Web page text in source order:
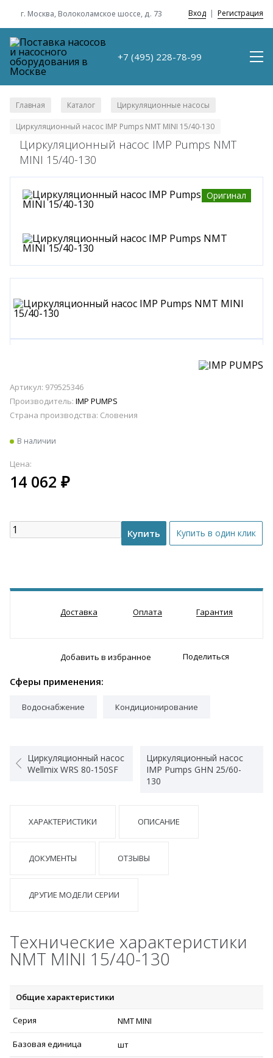
г. Москва, Волоколамское шоссе, д. 73 Вход | Регистрация
+7 (495) 228-78-99
Главная Каталог Циркуляционные насосы
Циркуляционный насос IMP Pumps NMT MINI 15/40-130
Циркуляционный насос IMP Pumps NMT
MINI 15/40-130
Оригинал
Артикул: 979525346
Производитель: IMP PUMPS
Страна производства: Словения
В наличии
Цена:
14 062 ₽
Доставка Оплата Гарантия
Добавить в избранное Поделиться
Сферы применения:
Водоснабжение Кондиционирование
Циркуляционный насос
Wellmix WRS 80-150SF
Циркуляционный насос
IMP Pumps GHN 25/60-
130
ХАРАКТЕРИСТИКИ ОПИСАНИЕ
ДОКУМЕНТЫ ОТЗЫВЫ
ДРУГИЕ МОДЕЛИ СЕРИИ
Технические характеристики
NMT MINI 15/40-130
Общие характеристики
Серия NMT MINI
Базовая единица шт